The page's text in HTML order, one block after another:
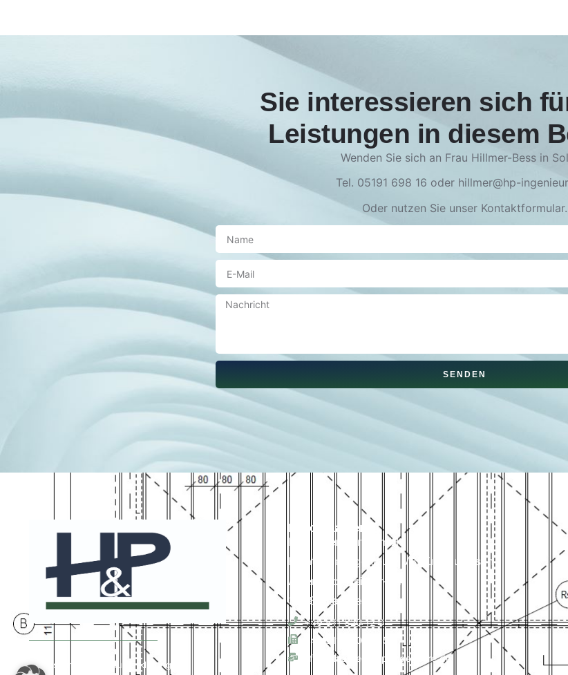
Sie interessieren sich
Leistungen in diesem
Wenden Sie sich an Frau Hillmer-Bess in
Tel. 05191 698 16 oder hillmer@hp-
Oder nutzen Sie unser Kontaktformular.
SENDEN
Impressum Datenschutzerklärung
+49 511 820 12 0
+49 511 820 12 15
office-laatzen@hp-ingeneure.de
H&P Ingenieure GmbH
Beratende Ingenieure VBI für Bauwesen
Albert-Schweitzer-Str. 1
30880 Laatzen
Büro Laatzen